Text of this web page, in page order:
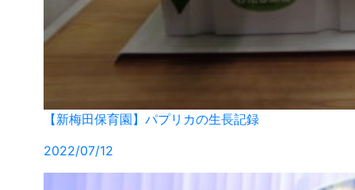
【新梅田保育園】パプリカの生長記録
2022/07/12